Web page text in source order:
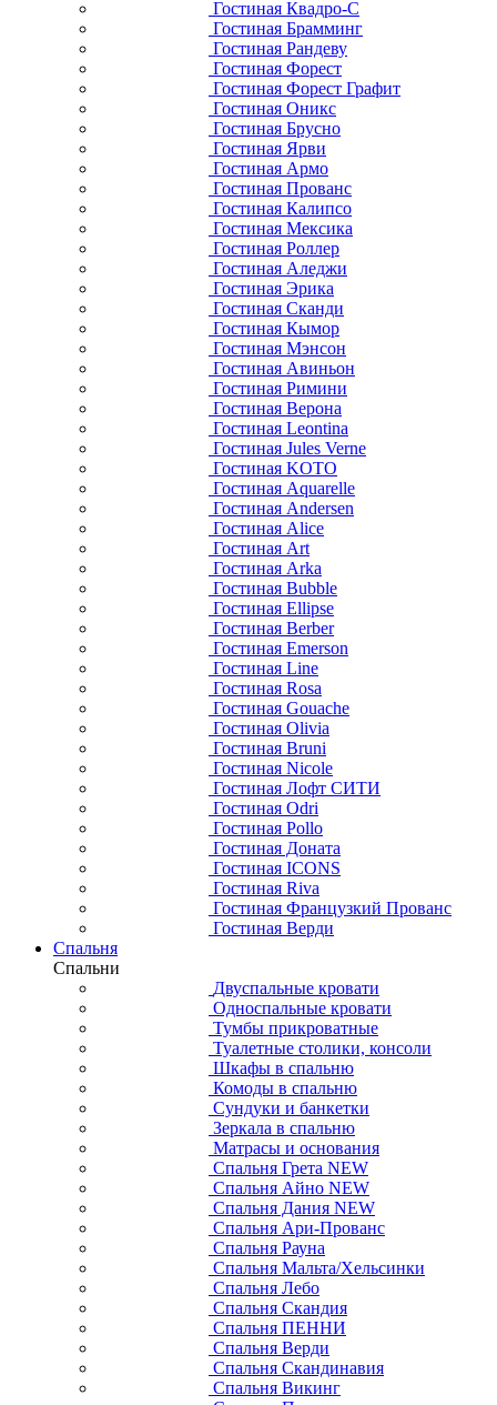
Гостиная Квадро-С
Гостиная Брамминг
Гостиная Рандеву
Гостиная Форест
Гостиная Форест Графит
Гостиная Оникс
Гостиная Брусно
Гостиная Ярви
Гостиная Армо
Гостиная Прованс
Гостиная Калипсо
Гостиная Мексика
Гостиная Роллер
Гостиная Аледжи
Гостиная Эрика
Гостиная Сканди
Гостиная Кымор
Гостиная Мэнсон
Гостиная Авиньон
Гостиная Римини
Гостиная Верона
Гостиная Leontina
Гостиная Jules Verne
Гостиная KOTO
Гостиная Aquarelle
Гостиная Andersen
Гостиная Alice
Гостиная Art
Гостиная Arka
Гостиная Bubble
Гостиная Ellipse
Гостиная Berber
Гостиная Emerson
Гостиная Line
Гостиная Rosa
Гостиная Gouache
Гостиная Olivia
Гостиная Bruni
Гостиная Nicole
Гостиная Лофт СИТИ
Гостиная Odri
Гостиная Pollo
Гостиная Доната
Гостиная ICONS
Гостиная Riva
Гостиная Французкий Прованс
Гостиная Верди
Спальня
Спальни
Двуспальные кровати
Односпальные кровати
Тумбы прикроватные
Туалетные столики, консоли
Шкафы в спальню
Комоды в спальню
Сундуки и банкетки
Зеркала в спальню
Матрасы и основания
Спальня Грета NEW
Спальня Айно NEW
Спальня Дания NEW
Спальня Ари-Прованс
Спальня Рауна
Спальня Мальта/Хельсинки
Спальня Лебо
Спальня Скандия
Спальня ПЕННИ
Спальня Верди
Спальня Скандинавия
Спальня Викинг